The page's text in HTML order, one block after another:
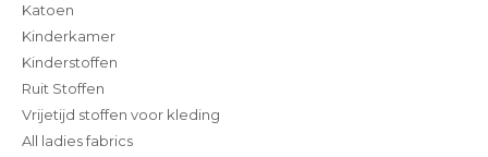
Katoen
Kinderkamer
Kinderstoffen
Ruit Stoffen
Vrijetijd stoffen voor kleding
All ladies fabrics